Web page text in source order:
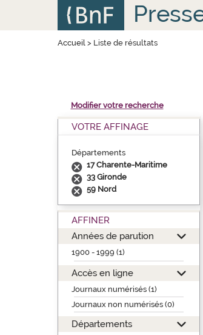
Accueil> Liste de résultats
Modifier votre recherche
VOTRE AFFINAGE
Départements
17 Charente-Maritime
33 Gironde
59 Nord
AFFINER
Années de parution
1900 - 1999 (1)
Accès en ligne
Journaux numérisés (1)
Journaux non numérisés (0)
Départements
Panneau de gestion des cookies